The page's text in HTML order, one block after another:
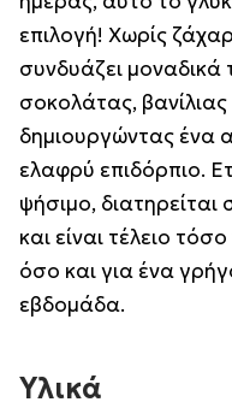
επιλογή! Χωρίς
συνδυάζει μοναδικά
σοκολάτας,
δημιουργώντας ένα
ελαφρύ επιδόρπιο.
ψήσιμο,
και είναι τέλειο
όσο και για ένα
εβδομάδα.
Υλικά